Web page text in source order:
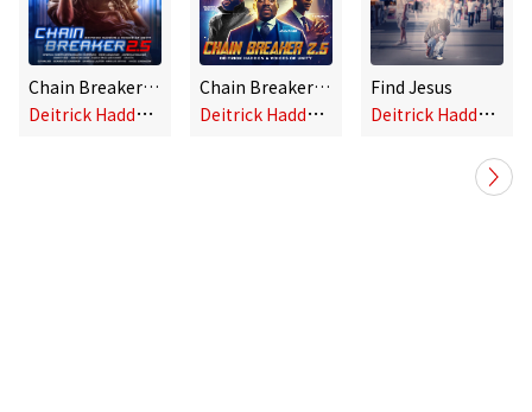
Chain Breaker 2.5
D
eitrick Haddon & Voices Of Unity
Chain Breaker 2.5 (feat. Hezekiah Walker, John P. Kee, Fred Hammond, T Church & Zaytoven)
D
eitrick Haddon & Voices Of Unity
Find Jesus
D
eitrick Haddon & Voices Of Unity